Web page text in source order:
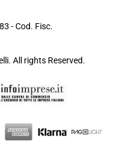
- Cod. Fisc.
All rights Reserved.